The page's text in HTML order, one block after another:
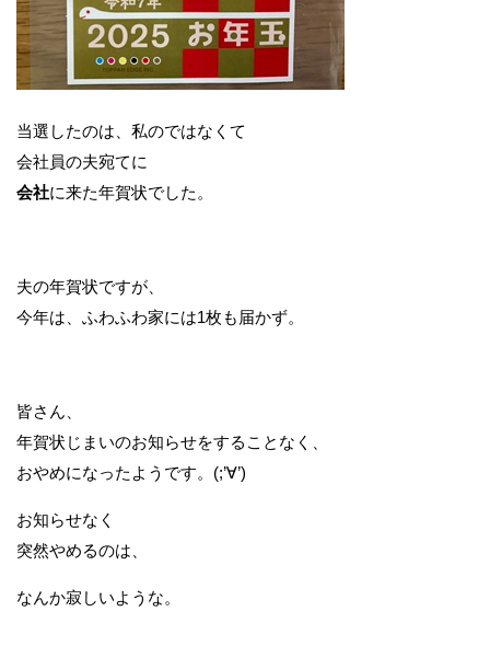
当選したのは、私のではなくて
会社員の夫宛てに
会社に来た年賀状でした。
夫の年賀状ですが、
今年は、ふわふわ家には1枚も届かず。
皆さん、
年賀状じまいのお知らせをすることなく、
おやめになったようです。(;’∀’)
お知らせなく
突然やめるのは、
なんか寂しいような。